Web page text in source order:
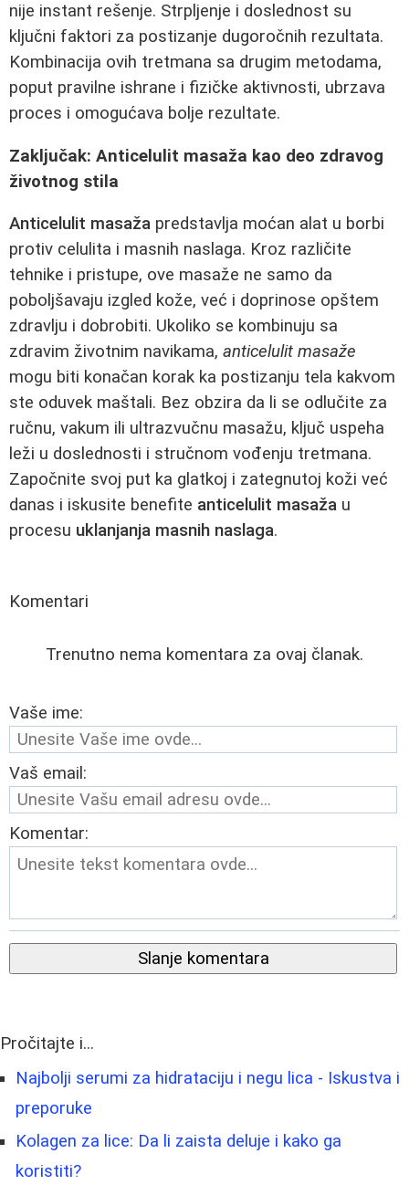
nije instant rešenje. Strpljenje i doslednost su
ključni faktori za postizanje dugoročnih rezultata.
Kombinacija ovih tretmana sa drugim metodama,
poput pravilne ishrane i fizičke aktivnosti, ubrzava
proces i omogućava bolje rezultate.
Zaključak: Anticelulit masaža kao deo zdravog
životnog stila
Anticelulit masaža predstavlja moćan alat u borbi
protiv celulita i masnih naslaga. Kroz različite
tehnike i pristupe, ove masaže ne samo da
poboljšavaju izgled kože, već i doprinose opštem
zdravlju i dobrobiti. Ukoliko se kombinuju sa
zdravim životnim navikama, anticelulit masaže
mogu biti konačan korak ka postizanju tela kakvom
ste oduvek maštali. Bez obzira da li se odlučite za
ručnu, vakum ili ultrazvučnu masažu, ključ uspeha
leži u doslednosti i stručnom vođenju tretmana.
Započnite svoj put ka glatkoj i zategnutoj koži već
danas i iskusite benefite anticelulit masaža u
procesu uklanjanja masnih naslaga.
Komentari
Trenutno nema komentara za ovaj članak.
Vaše ime:
Vaš email:
Komentar:
Slanje komentara
Pročitajte i...
Najbolji serumi za hidrataciju i negu lica - Iskustva i
preporuke
Kolagen za lice: Da li zaista deluje i kako ga
koristiti?